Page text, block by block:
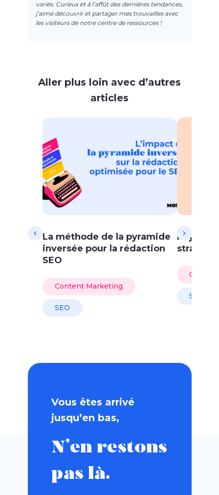
variés. Curieux et à l’affût des dernières tendances,
j’aime découvrir et partager mes trouvailles avec
les visiteurs de notre centre de ressources !
Aller plus loin avec d’autres
articles
La méthode de la pyramide
inversée pour la rédaction
SEO
Content Marketing
SEO
Paywall
SEO
Vous êtes arrivé
jusqu’en bas,
N’en restons
pas là.